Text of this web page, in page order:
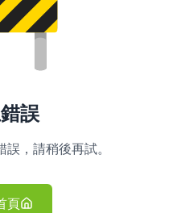
誤
，請稍後再試。
頁